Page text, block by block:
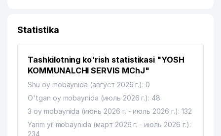
Statistika
Tashkilotning ko'rish statistikasi "YOSH
KOMMUNALCHI SERVIS MChJ"
Shu oy mobaynida (август 2026 г.): 0
O'tgan oy mobaynida (июль 2026 г.): 48
3 oy mobaynida (июнь 2026 г. - июль 2026 г.): 132
Yarim yil mobaynida (март 2026 г. - июль 2026 г.):
234